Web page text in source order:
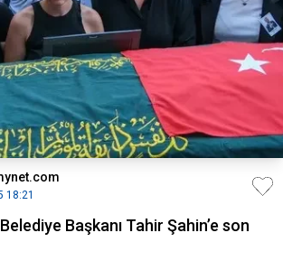
18:21
Başkanı Tahir Şahin’e son